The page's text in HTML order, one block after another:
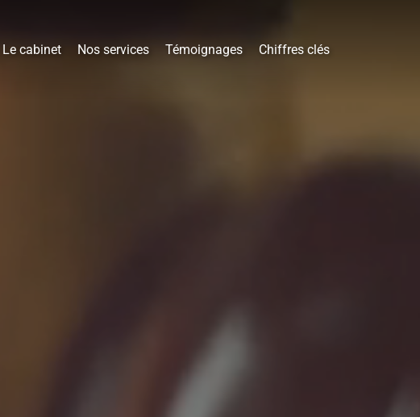
Le cabinet Nos services Témoignages Chiffres clés